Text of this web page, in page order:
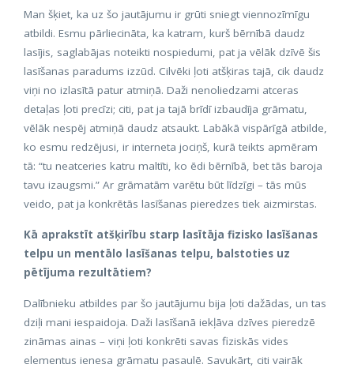
Man šķiet, ka uz šo jautājumu ir grūti sniegt viennozīmīgu
atbildi. Esmu pārliecināta, ka katram, kurš bērnībā daudz
lasījis, saglabājas noteikti nospiedumi, pat ja vēlāk dzīvē šis
lasīšanas paradums izzūd. Cilvēki ļoti atšķiras tajā, cik daudz
viņi no izlasītā patur atmiņā. Daži nenoliedzami atceras
detaļas ļoti precīzi; citi, pat ja tajā brīdī izbaudīja grāmatu,
vēlāk nespēj atmiņā daudz atsaukt. Labākā vispārīgā atbilde,
ko esmu redzējusi, ir interneta jociņš, kurā teikts apmēram
tā: “tu neatceries katru maltīti, ko ēdi bērnībā, bet tās baroja
tavu izaugsmi.” Ar grāmatām varētu būt līdzīgi – tās mūs
veido, pat ja konkrētās lasīšanas pieredzes tiek aizmirstas.
Kā aprakstīt atšķirību starp lasītāja fizisko lasīšanas
telpu un mentālo lasīšanas telpu, balstoties uz
pētījuma rezultātiem?
Dalībnieku atbildes par šo jautājumu bija ļoti dažādas, un tas
dziļi mani iespaidoja. Daži lasīšanā iekļāva dzīves pieredzē
zināmas ainas – viņi ļoti konkrēti savas fiziskās vides
elementus ienesa grāmatu pasaulē. Savukārt, citi vairāk